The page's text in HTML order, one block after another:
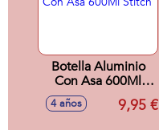
Botella Aluminio
Con Asa 600Ml
Stitch
4 años 9,95 €